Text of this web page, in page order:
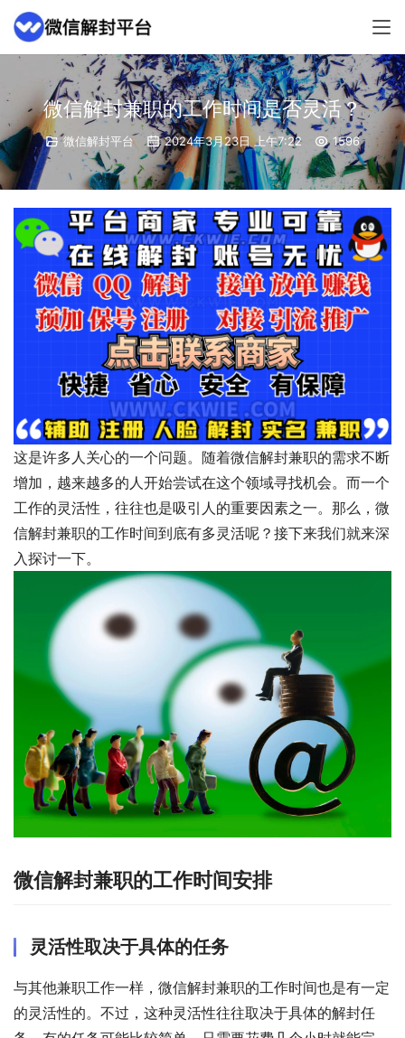
微信解封兼职的工作时间是否灵活？
微信解封平台 2024年3月23日 上午7:22 1596
这是许多人关心的一个问题。随着微信解封兼职的需求不断
增加，越来越多的人开始尝试在这个领域寻找机会。而一个
工作的灵活性，往往也是吸引人的重要因素之一。那么，微
信解封兼职的工作时间到底有多灵活呢？接下来我们就来深
入探讨一下。
微信解封兼职的工作时间安排
灵活性取决于具体的任务
与其他兼职工作一样，微信解封兼职的工作时间也是有一定
的灵活性的。不过，这种灵活性往往取决于具体的解封任